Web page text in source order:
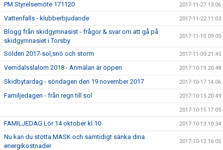
PM Styrelsemöte 171120 2017-11-27 13:06
Vattenfalls - klubberbjudande 2017-11-22 11:03
Blogg från skidgymnasist - frågor & svar om att gå på
skidgymnasiet i Torsby
2017-11-10 09:05
Sölden 2017-sol,snö och storm 2017-11-09 21:45
Vemdalsslalom 2018 - Anmälan är öppen 2017-10-19 20:48
Skidbytardag - söndagen den 19 november 2017 2017-10-17 14:06
Familjedagen - från regn till sol 2017-10-15 20:49
2017-10-15 17:05
FAMILJEDAG Lör 14 oktober kl 10 2017-10-13 10:34
Nu kan du stötta MASK och samtidigt sänka dina
energikostnader
2017-10-12 16:05